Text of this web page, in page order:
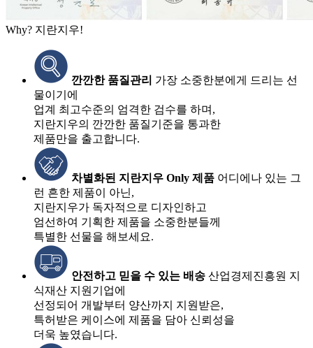
Why? 지란지우!
깐깐한 품질관리 가장 소중한분에게 드리는 선
물이기에
업계 최고수준의 엄격한 검수를 하며,
지란지우의 깐깐한 품질기준을 통과한
제품만을 출고합니다.
차별화된 지란지우 Only 제품 어디에나 있는 그
런 흔한 제품이 아닌,
지란지우가 독자적으로 디자인하고
엄선하여 기획한 제품을 소중한분들께
특별한 선물을 해보세요.
안전하고 믿을 수 있는 배송 산업경제진흥원 지
식재산 지원기업에
선정되어 개발부터 양산까지 지원받은,
특허받은 케이스에 제품을 담아 신뢰성을
더욱 높였습니다.